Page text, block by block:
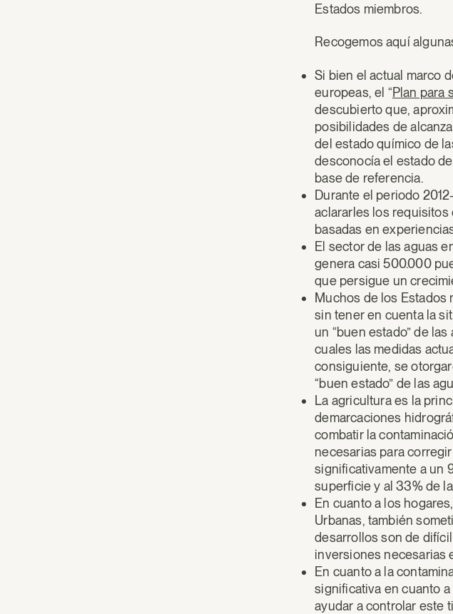
Estados miembros.
Recogemos aquí
Si bien el actual marco
europeas, el “Plan para
descubierto que,
posibilidades de
del estado químico de
desconocía el estado
base de referencia.
Durante el periodo
aclararles los requisitos
basadas en
El sector de las aguas
genera casi 500.000
que persigue un
Muchos de los Estados
sin tener en cuenta la
un “buen estado” de
cuales las medidas
consiguiente, se
“buen estado” de las
La agricultura es la
demarcaciones
combatir la
necesarias para
significativamente a un
superficie y al 33% de
En cuanto a los
Urbanas, también
desarrollos son de
inversiones necesarias
En cuanto a la
significativa en cuanto
ayudar a controlar este